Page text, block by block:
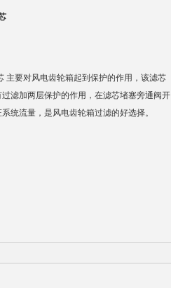
主要对风电齿轮箱起到保护的作用，该滤芯
滤加两层保护的作用，在滤芯堵塞旁通阀开
统流量，是风电齿轮箱过滤的好选择。